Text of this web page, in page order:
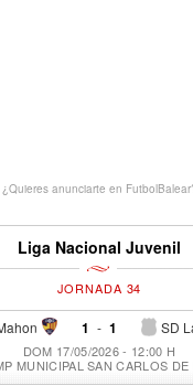
¿Quieres anunciarte en
Liga Nacional Juvenil
JORNADA 34
1 - SD
1
DOM 17/05/2026 - 12:00 H
MUNICIPAL SAN CARLOS DE